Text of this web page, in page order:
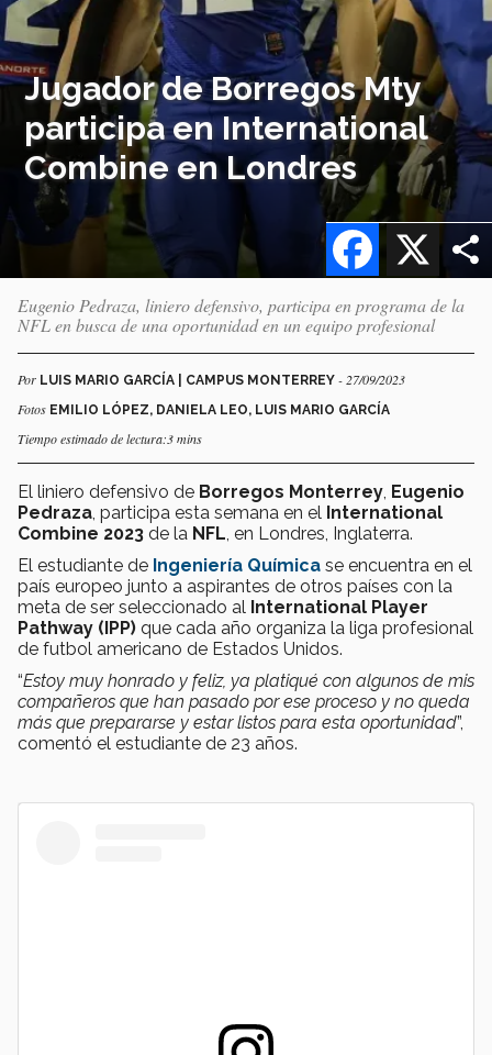
Jugador de Borregos Mty
participa en International
Combine en Londres
X
Facebook
Eugenio Pedraza, liniero defensivo, participa en programa de la
NFL en busca de una oportunidad en un equipo profesional
Por LUIS MARIO GARCÍA | CAMPUS MONTERREY - 27/09/2023
Fotos EMILIO LÓPEZ, DANIELA LEO, LUIS MARIO GARCÍA
Tiempo estimado de lectura:3 mins
El liniero defensivo de Borregos Monterrey Eugenio
Pedraza , participa esta semana en el International
Combine 2023 de la NFL , en Londres, Inglaterra.
El estudiante de Ingeniería Química se encuentra en el
país europeo junto a aspirantes de otros países con la
meta de ser seleccionado al International Player
Pathway (IPP) que cada año organiza la liga profesional
de futbol americano de Estados Unidos.
“Estoy muy honrado y feliz, ya platiqué con algunos de mis
compañeros que han pasado por ese proceso y no queda
más que prepararse y estar listos para esta oportunidad”,
comentó el estudiante de 23 años.